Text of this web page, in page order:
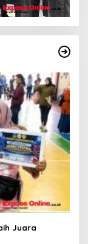
Juara